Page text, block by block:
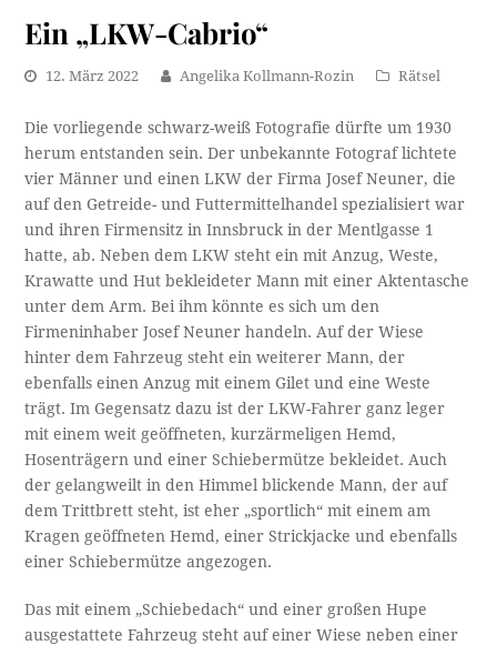
Ein „LKW-Cabrio“
12. März 2022 Angelika Kollmann-Rozin Rätsel
Die vorliegende schwarz-weiß Fotografie dürfte um 1930
herum entstanden sein. Der unbekannte Fotograf lichtete
vier Männer und einen LKW der Firma Josef Neuner, die
auf den Getreide- und Futtermittelhandel spezialisiert war
und ihren Firmensitz in Innsbruck in der Mentlgasse 1
hatte, ab. Neben dem LKW steht ein mit Anzug, Weste,
Krawatte und Hut bekleideter Mann mit einer Aktentasche
unter dem Arm. Bei ihm könnte es sich um den
Firmeninhaber Josef Neuner handeln. Auf der Wiese
hinter dem Fahrzeug steht ein weiterer Mann, der
ebenfalls einen Anzug mit einem Gilet und eine Weste
trägt. Im Gegensatz dazu ist der LKW-Fahrer ganz leger
mit einem weit geöffneten, kurzärmeligen Hemd,
Hosenträgern und einer Schiebermütze bekleidet. Auch
der gelangweilt in den Himmel blickende Mann, der auf
dem Trittbrett steht, ist eher „sportlich“ mit einem am
Kragen geöffneten Hemd, einer Strickjacke und ebenfalls
einer Schiebermütze angezogen.
Das mit einem „Schiebedach“ und einer großen Hupe
ausgestattete Fahrzeug steht auf einer Wiese neben einer